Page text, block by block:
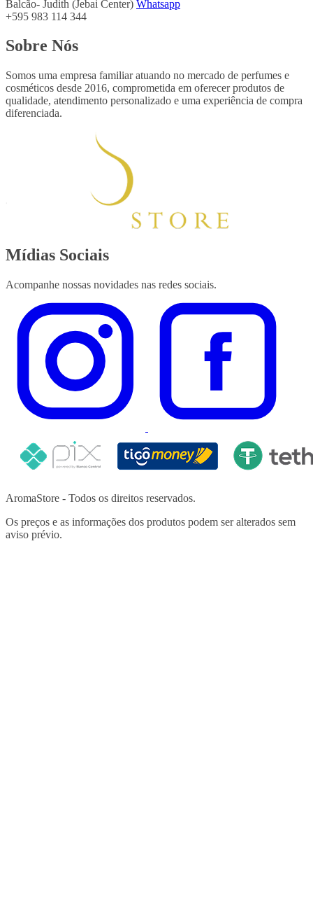
Balcão- Judith (Jebai Center) Whatsapp
+595 983 114 344
Sobre Nós
Somos uma empresa familiar atuando no mercado de perfumes e
cosméticos desde 2016, comprometida em oferecer produtos de
qualidade, atendimento personalizado e uma experiência de compra
diferenciada.
Mídias Sociais
Acompanhe nossas novidades nas redes sociais.
AromaStore - Todos os direitos reservados.
Os preços e as informações dos produtos podem ser alterados sem
aviso prévio.